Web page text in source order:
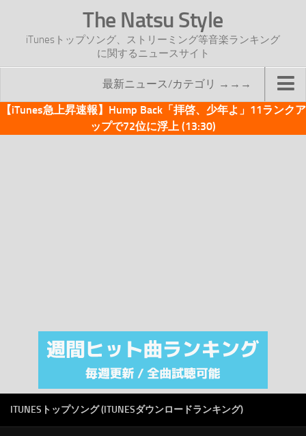
The Natsu Style
iTunesトップソング、ストリーミング等音楽ランキング
に関するニュースサイト
最新ニュース/カテゴリ →→→
TOP
注目カテゴリ
オリジナルiTunes週間トップソング
【iTunes急上昇速報】Hump Back「拝啓、少年よ」11ランクア
ップで72位に浮上 (13:30)
ITUNESトップソング (ITUNESダウンロードランキング)